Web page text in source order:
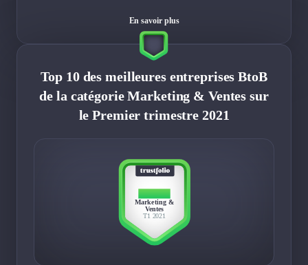
En savoir plus
Top 10 des meilleures entreprises BtoB
de la catégorie Marketing & Ventes sur
le Premier trimestre 2021
TOP 10
Marketing &
Ventes
T1 2021